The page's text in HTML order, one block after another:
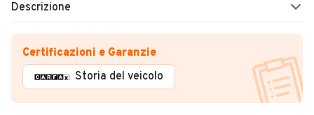
Descrizione
Certificazioni e Garanzie
Storia del veicolo